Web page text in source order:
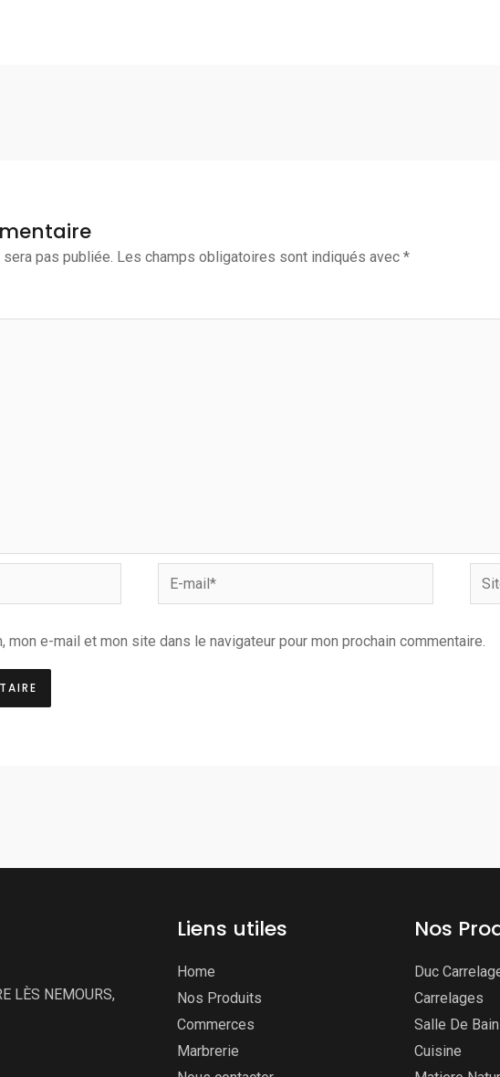
pas publiée. Les champs obligatoires sont indiqués avec *
mail*
Site
mon e-mail et mon site dans le navigateur pour mon prochain commentaire.
LÈS NEMOURS,
Liens utiles
Home
Nos Produits
Commerces
Marbrerie
Nos
Duc
Carrelages
Salle De
Cuisine